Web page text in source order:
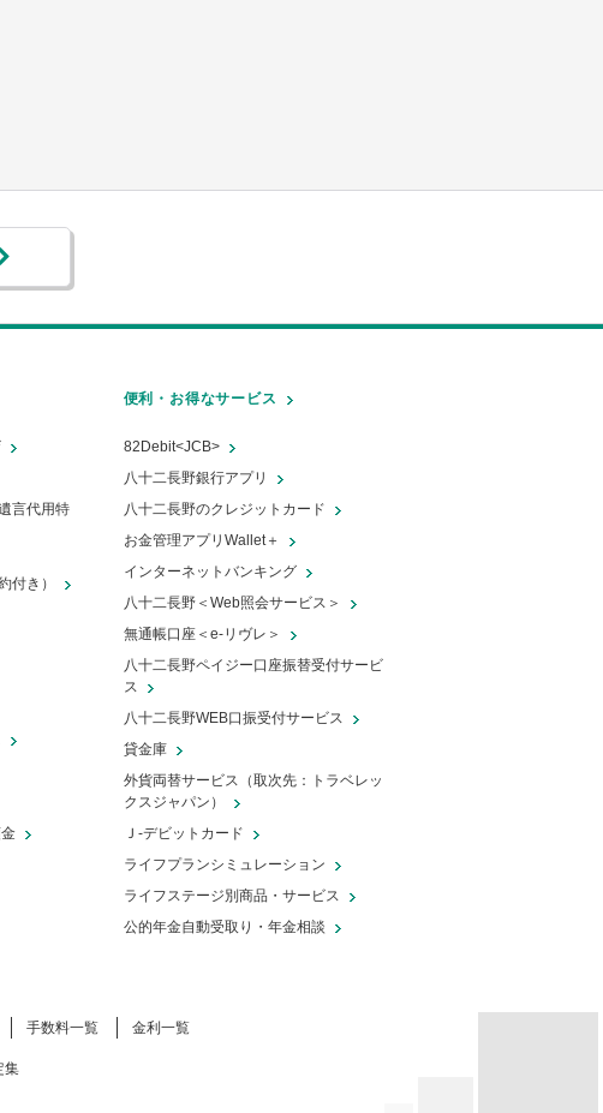
車の走行距離は売買時に影響する？年
言代用特
付き）
便利・お得なサービス
82Debit<JCB>
八十二長野銀行アプリ
八十二長野のクレジットカード
お金管理アプリWallet＋
インターネットバンキング
八十二長野＜Web照会サービス＞
無通帳口座＜e-リヴレ＞
八十二長野ペイジー口座振替受付サービ
ス
八十二長野WEB口振受付サービス
貸金庫
外貨両替サービス（取次先：トラベレッ
クスジャパン）
Ｊ‐デビットカード
ライフプランシミュレーション
ライフステージ別商品・サービス
公的年金自動受取り・年金相談
手数料一覧 金利一覧
集